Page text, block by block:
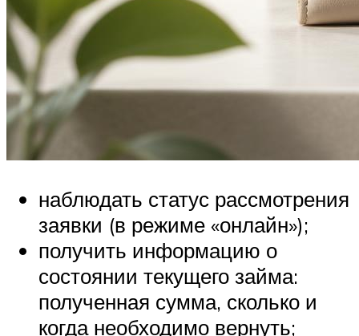
наблюдать статус рассмотрения
заявки (в режиме «онлайн»);
получить информацию о
состоянии текущего займа:
полученная сумма, сколько и
когда необходимо вернуть;